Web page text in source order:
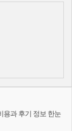
용과 후기 정보 한눈